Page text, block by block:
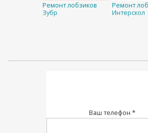
Ремонт лобзиков
Зубр
Ремонт
Интерскол
Ваш телефон *